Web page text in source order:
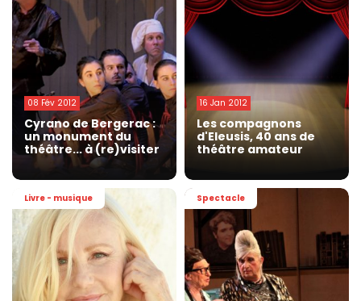
08 Fév 2012
Cyrano de Bergerac :
un monument du
théâtre... à (re)visiter
16 Jan 2012
Les compagnons
d'Eleusis, 40 ans de
théâtre amateur
Livre - musique Spectacle